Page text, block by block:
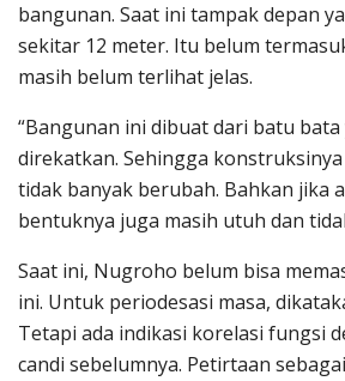
bangunan. Saat ini tampak depan
sekitar 12 meter. Itu belum
masih belum terlihat jelas.
“Bangunan ini dibuat dari batu
direkatkan. Sehingga
tidak banyak berubah. Bahkan jika
bentuknya juga masih utuh dan
Saat ini, Nugroho belum bisa
ini. Untuk periodesasi masa,
Tetapi ada indikasi korelasi fungsi
candi sebelumnya. Petirtaan